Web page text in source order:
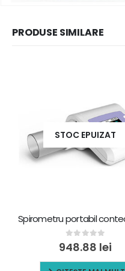
PRODUSE SIMILARE
STOC EPUIZAT
0out of 5
948.88 lei